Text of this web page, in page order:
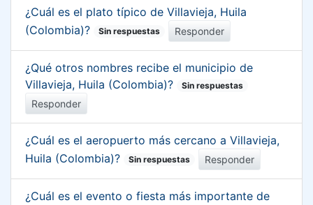
¿Cuál es el plato típico de Villavieja, Huila
(Colombia)?
Sin respuestas Responder
¿Qué otros nombres recibe el municipio de
Villavieja, Huila (Colombia)?
Sin respuestas
Responder
¿Cuál es el aeropuerto más cercano a Villavieja,
Huila (Colombia)?
Sin respuestas Responder
¿Cuál es el evento o fiesta más importante de